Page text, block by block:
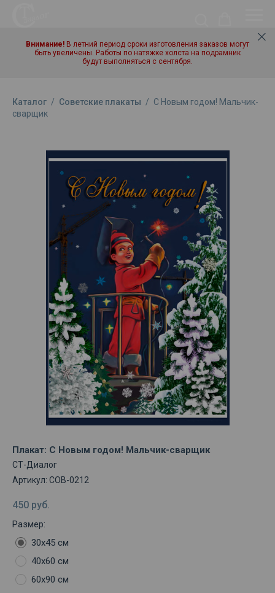
Внимание! В летний период сроки изготовления заказов могут
быть увеличены. Работы по натяжке холста на подрамник
будут выполняться с сентября.
Каталог / Советские плакаты / С Новым годом! Мальчик-
сварщик
Плакат: С Новым годом! Мальчик-сварщик
СТ-Диалог
Артикул: СОВ-0212
450 руб.
Размер:
30х45 см
40х60 см
60х90 см